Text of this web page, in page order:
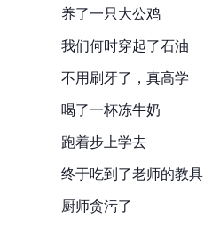
养了一只大公鸡
我们何时穿起了石油
不用刷牙了，真高学
喝了一杯冻牛奶
跑着步上学去
终于吃到了老师的教具
厨师贪污了